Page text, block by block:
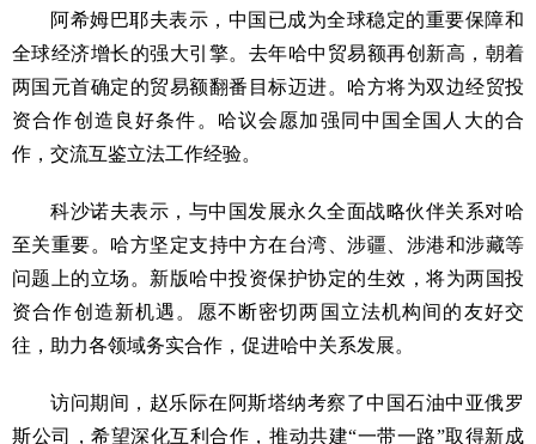
阿希姆巴耶夫表示，中国已成为全球稳定的重要保障和
全球经济增长的强大引擎。去年哈中贸易额再创新高，朝着
两国元首确定的贸易额翻番目标迈进。哈方将为双边经贸投
资合作创造良好条件。哈议会愿加强同中国全国人大的合
作，交流互鉴立法工作经验。
科沙诺夫表示，与中国发展永久全面战略伙伴关系对哈
至关重要。哈方坚定支持中方在台湾、涉疆、涉港和涉藏等
问题上的立场。新版哈中投资保护协定的生效，将为两国投
资合作创造新机遇。愿不断密切两国立法机构间的友好交
往，助力各领域务实合作，促进哈中关系发展。
访问期间，赵乐际在阿斯塔纳考察了中国石油中亚俄罗
斯公司，希望深化互利合作，推动共建“一带一路”取得新成